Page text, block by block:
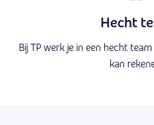
Hecht
Bij TP werk je in een hecht
kan